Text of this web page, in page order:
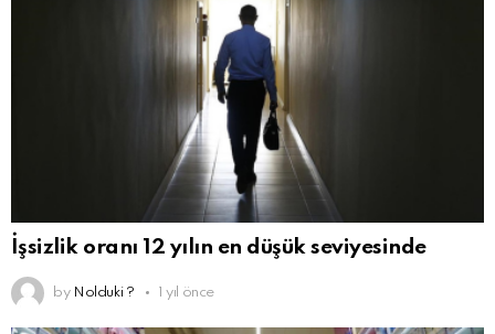
İşsizlik oranı 12 yılın en düşük seviyesinde
by Nolduki ? 1 yıl önce